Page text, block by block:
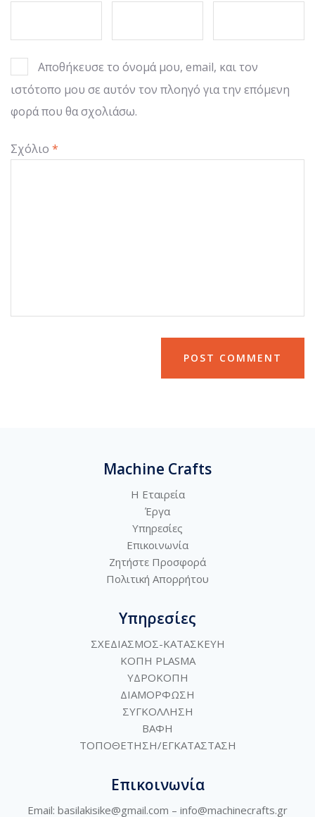
Αποθήκευσε το όνομά μου, email, και τον
ιστότοπο μου σε αυτόν τον πλοηγό για την επόμενη
φορά που θα σχολιάσω.
Σχόλιο *
Machine Crafts
Η Εταιρεία
Έργα
Υπηρεσίες
Επικοινωνία
Ζητήστε Προσφορά
Πολιτική Απορρήτου
Υπηρεσίες
ΣΧΕΔΙΑΣΜΟΣ-ΚΑΤΑΣΚΕΥΗ
ΚΟΠΗ PLASMA
ΥΔΡΟΚΟΠΗ
ΔΙΑΜΟΡΦΩΣΗ
ΣΥΓΚΟΛΛΗΣΗ
ΒΑΦΗ
ΤΟΠΟΘΕΤΗΣΗ/ΕΓΚΑΤΑΣΤΑΣΗ
Επικοινωνία
Email: basilakisike@gmail.com – info@machinecrafts.gr